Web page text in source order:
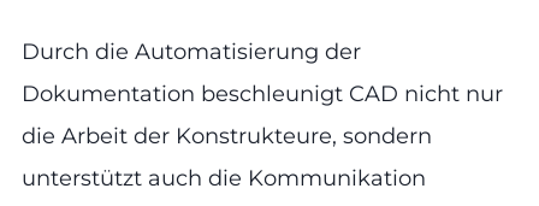
Durch die Automatisierung der
Dokumentation beschleunigt CAD nicht nur
die Arbeit der Konstrukteure, sondern
unterstützt auch die Kommunikation